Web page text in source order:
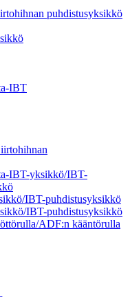
puhdistusyksikkö
IBT
IBT-yksikkö/IBT-
IBT-puhdistusyksikkö
IBT-puhdistusyksikkö
ADF:n kääntörulla